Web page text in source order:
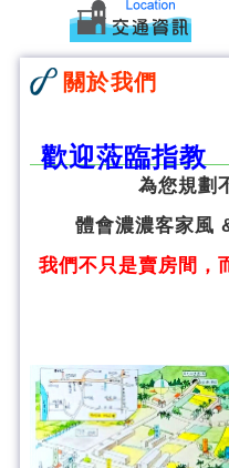
關於我們
歡迎蒞臨指教
為您規劃
體會濃濃客家風
我們不只是賣房間，